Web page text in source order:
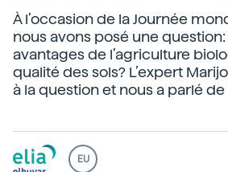
À l’occasion de la Journée
nous avons posé une
avantages de l’agriculture
qualité des sols? L’expert
à la question et nous a parlé
EU